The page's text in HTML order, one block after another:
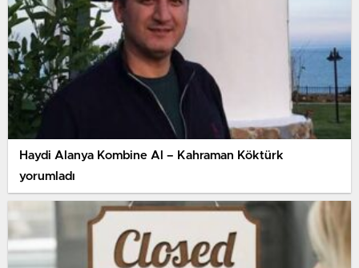
Haydi Alanya Kombine Al – Kahraman Köktürk
yorumladı